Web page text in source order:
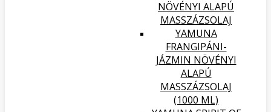
NÖVÉNYI ALAPÚ
MASSZÁZSOLAJ
YAMUNA
FRANGIPÁNI-
JÁZMIN NÖVÉNYI
ALAPÚ
MASSZÁZSOLAJ
(1000 ML)